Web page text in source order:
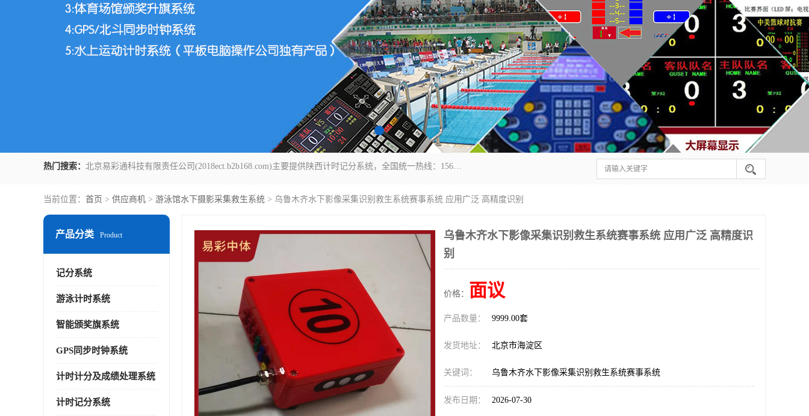
热门搜索： 北京易彩通科技有限责任公司(2018ect.b2b168.com)主要提供陕西计时记分系统，全国统一热线：15611947915.北京易彩通科技有限责任公司有一支长期从事智能控制系统研发的高素质的队伍，具有嵌入式系统，视频系统、通信系统、网络系统，体育计时系统的知识和技能。强力打造体育比赛计时计分系统、智能升降旗系统、标准时钟系统、赛事编排及信息发布系统，为用户提供较新的，较廉价的，应用解决方案。
当前位置： 首页 > 供应商机 > 游泳馆水下摄影采集救生系统 > 乌鲁木齐水下影像采集识别救生系统赛事系统 应用广泛 高精度识别
产品分类 Product
记分系统
游泳计时系统
智能颁奖旗系统
GPS同步时钟系统
计时计分及成绩处理系统
计时记分系统
乌鲁木齐水下影像采集识别救生系统赛事系统 应用广泛 高精度识
别
价格： 面议
产品数量： 9999.00套
发货地址： 北京市海淀区
关键词： 乌鲁木齐水下影像采集识别救生系统赛事系统
发布日期： 2026-07-30